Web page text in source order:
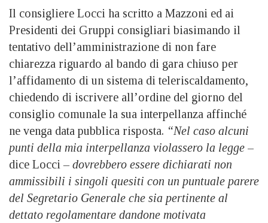
Il consigliere Locci ha scritto a Mazzoni ed ai
Presidenti dei Gruppi consigliari biasimando il
tentativo dell’amministrazione di non fare
chiarezza riguardo al bando di gara chiuso per
l’affidamento di un sistema di teleriscaldamento,
chiedendo di iscrivere all’ordine del giorno del
consiglio comunale la sua interpellanza affinché
ne venga data pubblica risposta. “Nel caso alcuni
punti della mia interpellanza violassero la legge –
dice Locci – dovrebbero essere dichiarati non
ammissibili i singoli quesiti con un puntuale parere
del Segretario Generale che sia pertinente al
dettato regolamentare dandone motivata